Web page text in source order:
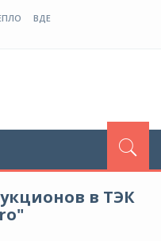
ВДЕ
в ТЭК